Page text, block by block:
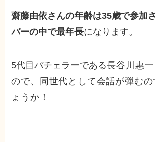
齋藤由依さんの年齢は35歳で参加
バーの中で最年長になります。
5代目バチェラーである長谷川惠
ので、同世代として会話が弾むの
ょうか！